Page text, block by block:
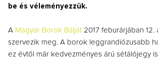
be és véleményezzük.
A Magyar Borok Bálját 2017 feburárjában 12.
szervezik meg. A borok leggrandiózusabb
ez évtől már kedvezményes árú sétálójegy is